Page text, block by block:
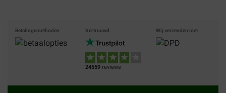
Betalingsmethoden Vertrouwd
24559 reviews
Wij verzenden met